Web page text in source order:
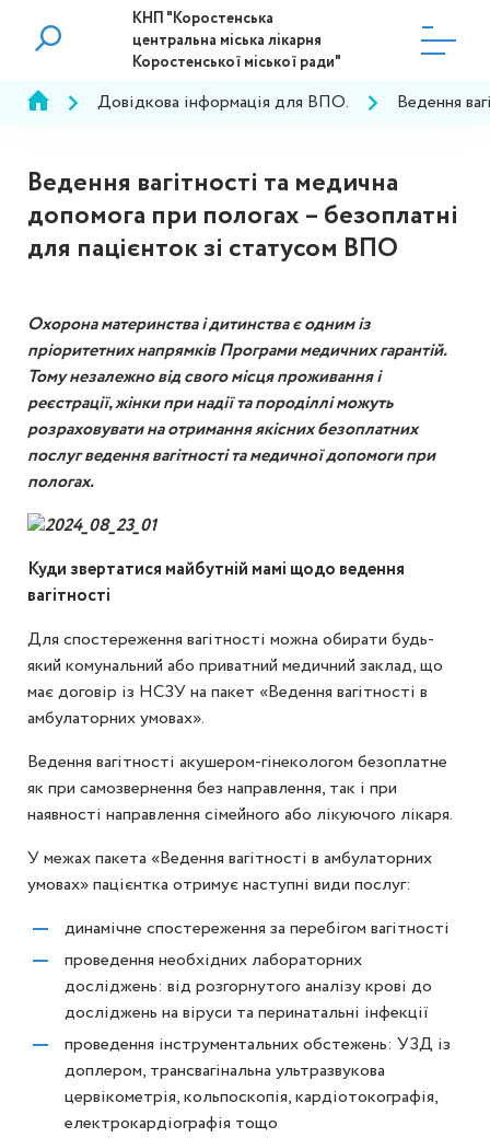
КНП "Коростенська
центральна міська лікарня
Коростенської міської ради"
Довідкова інформація для ВПО. Ведення
Ведення вагітності та медична
допомога при пологах – безоплатні
для пацієнток зі статусом ВПО
Охорона материнства і дитинства є одним із
пріоритетних напрямків Програми медичних гарантій.
Тому незалежно від свого місця проживання і
реєстрації, жінки при надії та породіллі можуть
розраховувати на отримання якісних безоплатних
послуг ведення вагітності та медичної допомоги при
пологах.
Куди звертатися майбутній мамі щодо ведення
вагітності
Для спостереження вагітності можна обирати будь-
який комунальний або приватний медичний заклад, що
має договір із НСЗУ на пакет «Ведення вагітності в
амбулаторних умовах».
Ведення вагітності акушером-гінекологом безоплатне
як при самозвернення без направлення, так і при
наявності направлення сімейного або лікуючого лікаря.
У межах пакета «Ведення вагітності в амбулаторних
умовах» пацієнтка отримує наступні види послуг:
динамічне спостереження за перебігом вагітності
проведення необхідних лабораторних
досліджень: від розгорнутого аналізу крові до
досліджень на віруси та перинатальні інфекції
проведення інструментальних обстежень: УЗД із
доплером, трансвагінальна ультразвукова
цервікометрія, кольпоскопія, кардіотокографія,
електрокардіографія тощо